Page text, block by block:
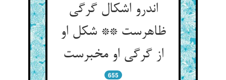
اندرو اشکال گرگی
ظاهرست ** شکل او
از گرگی او مخبرست
655